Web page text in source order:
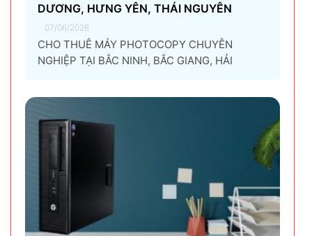
DƯƠNG, HƯNG YÊN, THÁI NGUYÊN
07/06/2026
CHO THUÊ MÁY PHOTOCOPY CHUYÊN
NGHIỆP TẠI BẮC NINH, BẮC GIANG, HẢI
chi phí vận hành, ngày càng nhiều doanh
nghiệp lựa chọn giải pháp...